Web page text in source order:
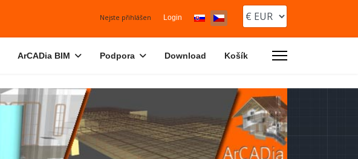
Nejste přihlášen Login Zvolte jazyk
ArCADia BIM Podpora Download Košík